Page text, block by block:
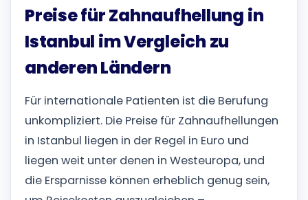
Preise für Zahnaufhellung in
Istanbul im Vergleich zu
anderen Ländern
Für internationale Patienten ist die Berufung
unkompliziert. Die Preise für Zahnaufhellungen
in Istanbul liegen in der Regel in Euro und
liegen weit unter denen in Westeuropa, und
die Ersparnisse können erheblich genug sein,